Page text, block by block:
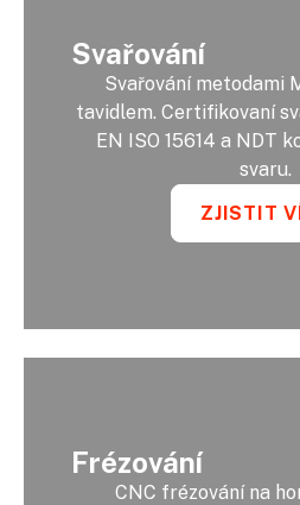
Svařování
Svařování metodami
tavidlem. Certifikovaní
EN ISO 15614 a NDT
svaru.
ZJISTIT
Frézování
CNC frézování na